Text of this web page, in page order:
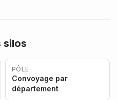
silos
PÔLE
Convoyage par
département